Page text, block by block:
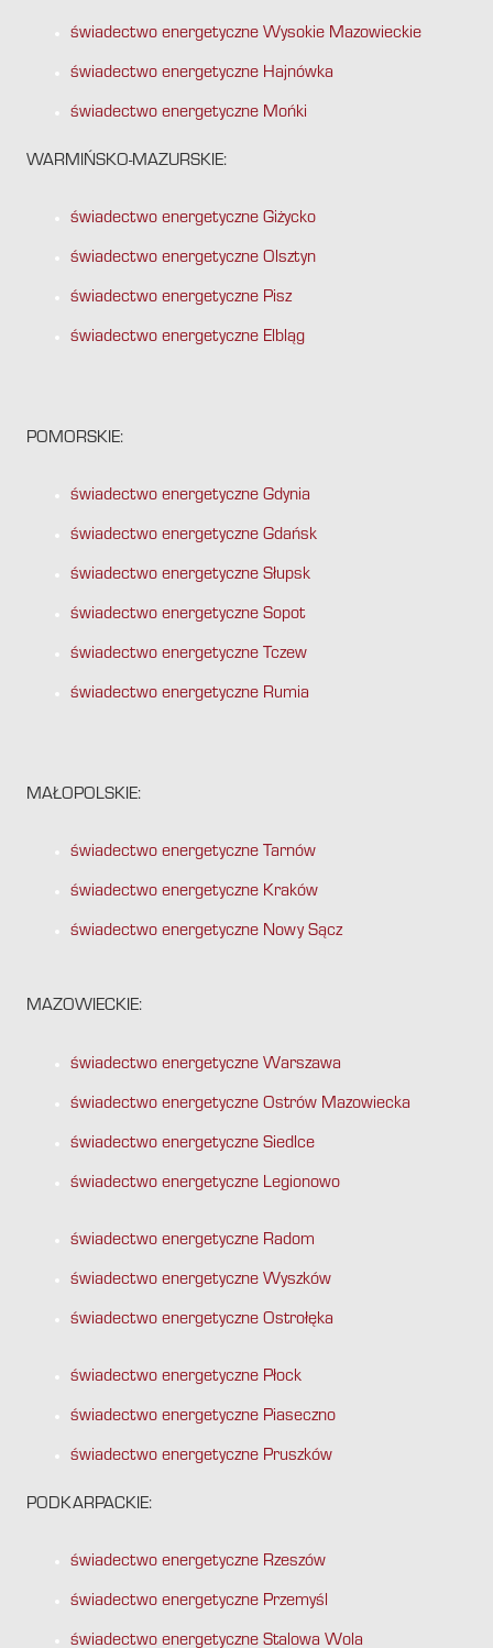
świadectwo energetyczne Wysokie Mazowieckie
świadectwo energetyczne Hajnówka
świadectwo energetyczne Mońki
WARMIŃSKO-MAZURSKIE:
świadectwo energetyczne Giżycko
świadectwo energetyczne Olsztyn
świadectwo energetyczne Pisz
świadectwo energetyczne Elbląg
POMORSKIE:
świadectwo energetyczne Gdynia
świadectwo energetyczne Gdańsk
świadectwo energetyczne Słupsk
świadectwo energetyczne Sopot
świadectwo energetyczne Tczew
świadectwo energetyczne Rumia
MAŁOPOLSKIE:
świadectwo energetyczne Tarnów
świadectwo energetyczne Kraków
świadectwo energetyczne Nowy Sącz
MAZOWIECKIE:
świadectwo energetyczne Warszawa
świadectwo energetyczne Ostrów Mazowiecka
świadectwo energetyczne Siedlce
świadectwo energetyczne Legionowo
świadectwo energetyczne Radom
świadectwo energetyczne Wyszków
świadectwo energetyczne Ostrołęka
świadectwo energetyczne Płock
świadectwo energetyczne Piaseczno
świadectwo energetyczne Pruszków
PODKARPACKIE:
świadectwo energetyczne Rzeszów
świadectwo energetyczne Przemyśl
świadectwo energetyczne Stalowa Wola